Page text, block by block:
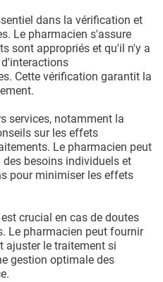
dans la vérification et
Le pharmacien s'assure
sont appropriés et qu'il n'y a
Cette vérification garantit la
services, notamment la
sur les effets
Le pharmacien peut
besoins individuels et
pour minimiser les effets
crucial en cas de doutes
Le pharmacien peut fournir
ajuster le traitement si
gestion optimale des